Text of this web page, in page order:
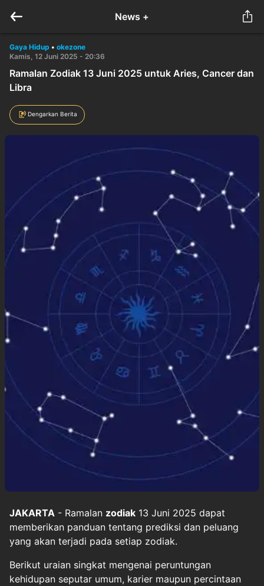
News +
Gaya Hidup • okezone
Kamis, 12 Juni 2025 - 20:36
Ramalan Zodiak 13 Juni 2025 untuk Aries, Cancer dan
Libra
Dengarkan Berita
JAKARTA - Ramalan zodiak 13 Juni 2025 dapat
memberikan panduan tentang prediksi dan peluang
yang akan terjadi pada setiap zodiak.
Berikut uraian singkat mengenai peruntungan
kehidupan seputar umum, karier maupun percintaan